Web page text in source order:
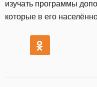
изучать программы
которые в его